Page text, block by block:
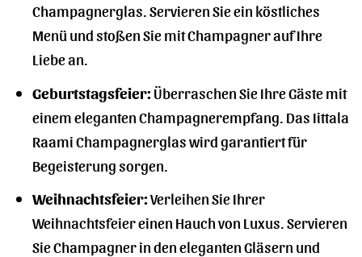
Champagnerglas. Servieren Sie ein köstliches
Menü und stoßen Sie mit Champagner auf Ihre
Liebe an.
Geburtstagsfeier:Überraschen Sie Ihre Gäste mit
einem eleganten Champagnerempfang. Das Iittala
Raami Champagnerglas wird garantiert für
Begeisterung sorgen.
Weihnachtsfeier:Verleihen Sie Ihrer
Weihnachtsfeier einen Hauch von Luxus. Servieren
Sie Champagner in den eleganten Gläsern und